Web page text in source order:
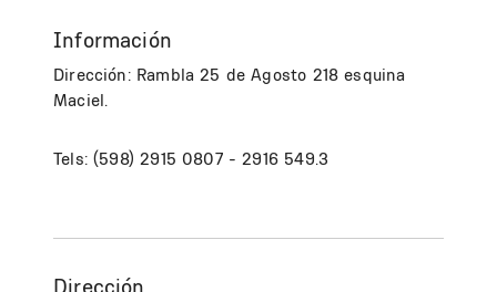
Información
Dirección: Rambla 25 de Agosto 218 esquina
Maciel.
Tels: (598) 2915 0807 - 2916 549.3
Dirección